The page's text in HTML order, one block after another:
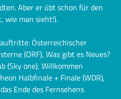
Aber er übt schon für den
wie man sieht!).
Österreichischer
(ORF), Was gibt es Neues?
(Sky one), Willkommen
Halbfinale + Finale (WDR),
Ende des Fernsehens